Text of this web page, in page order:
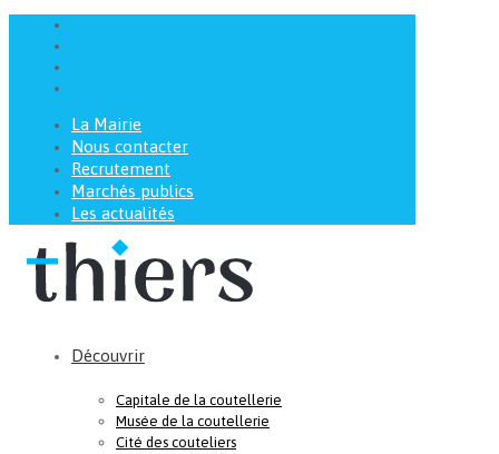
La Mairie
Nous contacter
Recrutement
Marchés publics
Les actualités
Découvrir
Capitale de la coutellerie
Musée de la coutellerie
Cité des couteliers